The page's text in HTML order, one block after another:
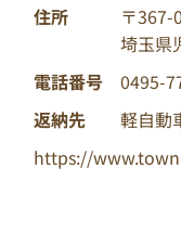
住所
〒367-
埼玉県
電話番号
0495-
返納先
軽自動
https://